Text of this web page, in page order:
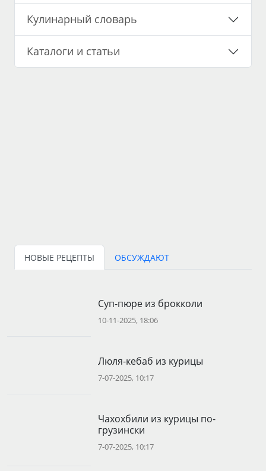
Кулинарный словарь
Каталоги и статьи
НОВЫЕ РЕЦЕПТЫ ОБСУЖДАЮТ
Суп-пюре из брокколи
10-11-2025, 18:06
Люля-кебаб из курицы
7-07-2025, 10:17
Чахохбили из курицы по-
грузински
7-07-2025, 10:17